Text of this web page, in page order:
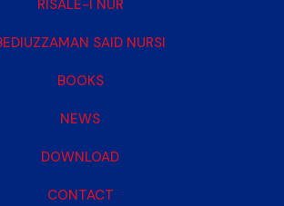
RISALE-I NUR
SAID NURSI
BOOKS
NEWS
DOWNLOAD
CONTACT